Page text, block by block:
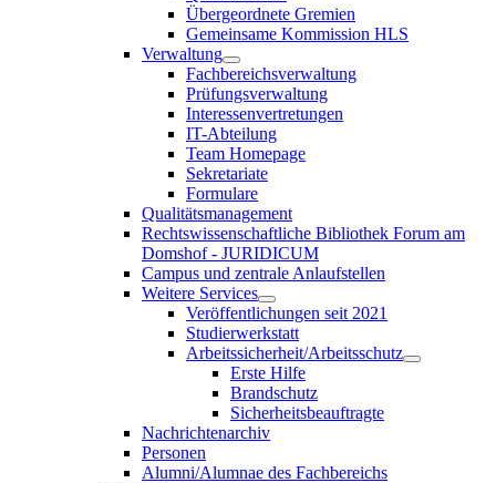
Übergeordnete Gremien
Gemeinsame Kommission HLS
Verwaltung
Fachbereichsverwaltung
Prüfungsverwaltung
Interessenvertretungen
IT-Abteilung
Team Homepage
Sekretariate
Formulare
Qualitätsmanagement
Rechtswissenschaftliche Bibliothek Forum am
Domshof - JURIDICUM
Campus und zentrale Anlaufstellen
Weitere Services
Veröffentlichungen seit 2021
Studierwerkstatt
Arbeitssicherheit/Arbeitsschutz
Erste Hilfe
Brandschutz
Sicherheitsbeauftragte
Nachrichtenarchiv
Personen
Alumni/Alumnae des Fachbereichs